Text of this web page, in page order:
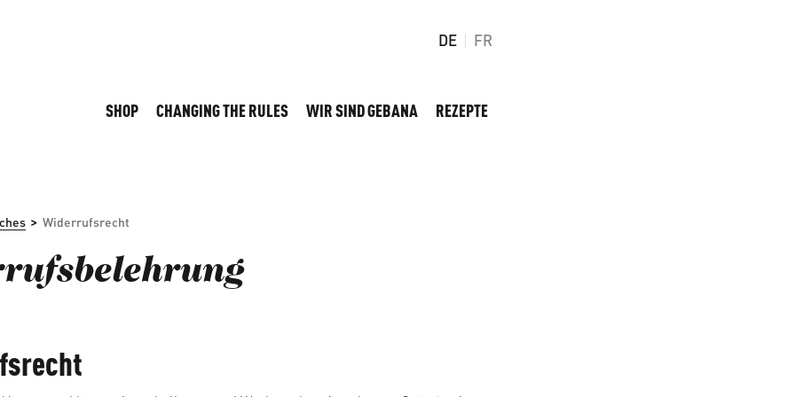
DE FR
SHOP CHANGING THE RULES WIR SIND GEBANA REZEPTE
> Widerrufsrecht